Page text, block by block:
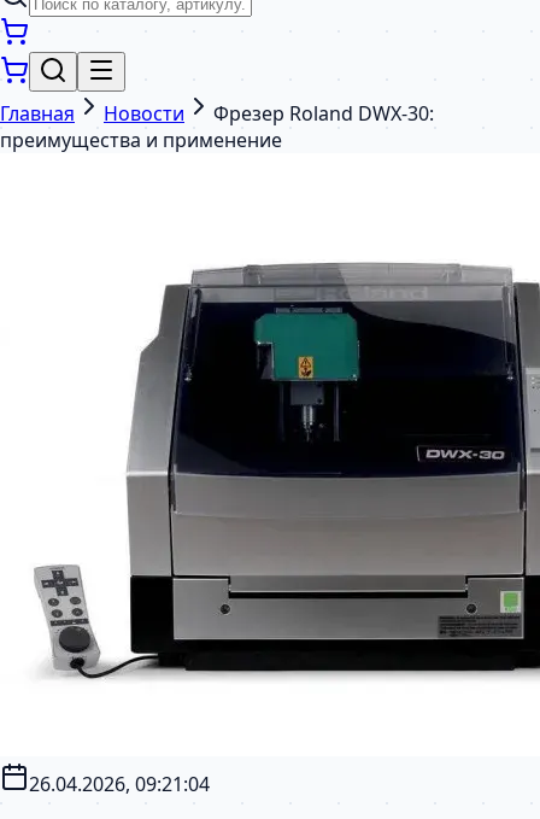
Главная Новости
Фрезер Roland DWX-30:
преимущества и применение
26.04.2026, 09:21:04